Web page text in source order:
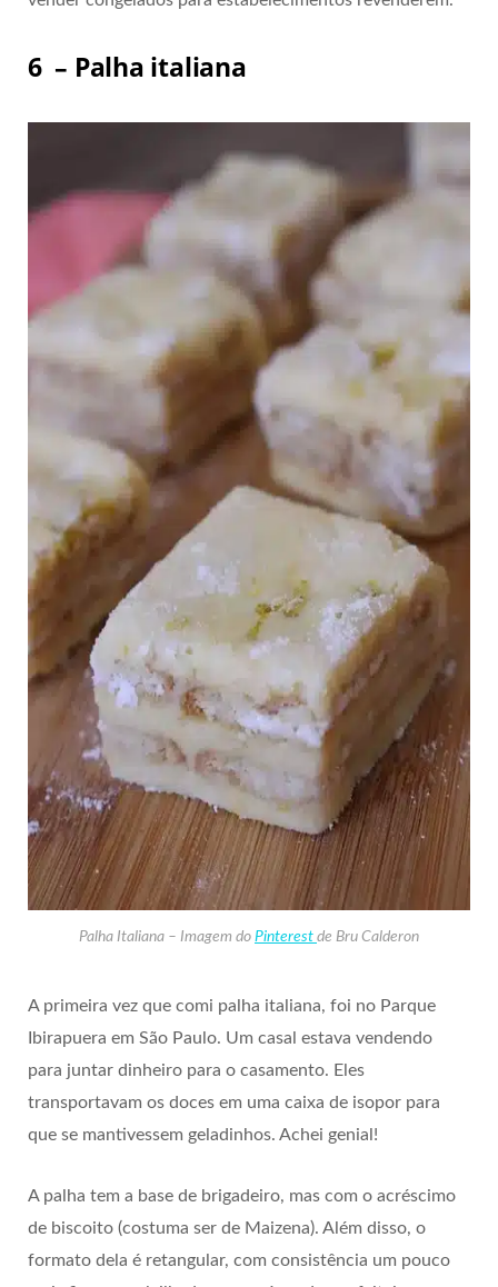
6 – Palha italiana
Palha Italiana – Imagem do Pinterest de Bru Calderon
A primeira vez que comi palha italiana, foi no Parque
Ibirapuera em São Paulo. Um casal estava vendendo
para juntar dinheiro para o casamento. Eles
transportavam os doces em uma caixa de isopor para
que se mantivessem geladinhos. Achei genial!
A palha tem a base de brigadeiro, mas com o acréscimo
de biscoito (costuma ser de Maizena). Além disso, o
formato dela é retangular, com consistência um pouco